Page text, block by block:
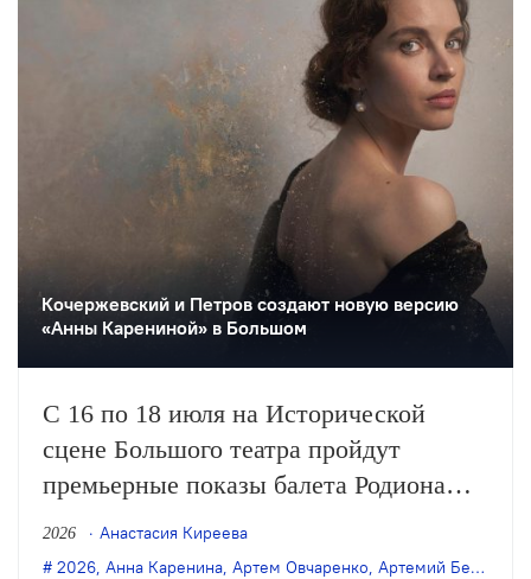
Кочержевский и Петров создают новую версию
«Анны Карениной» в Большом
С 16 по 18 июля на Исторической
сцене Большого театра пройдут
премьерные показы балета Родиона
Щедрина и Максима Петрова «Анна
Каренина» в постановке Романа
2026
Анастасия Киреева
2026 Анна Каренина Артем Овчаренко Артемий Беляков